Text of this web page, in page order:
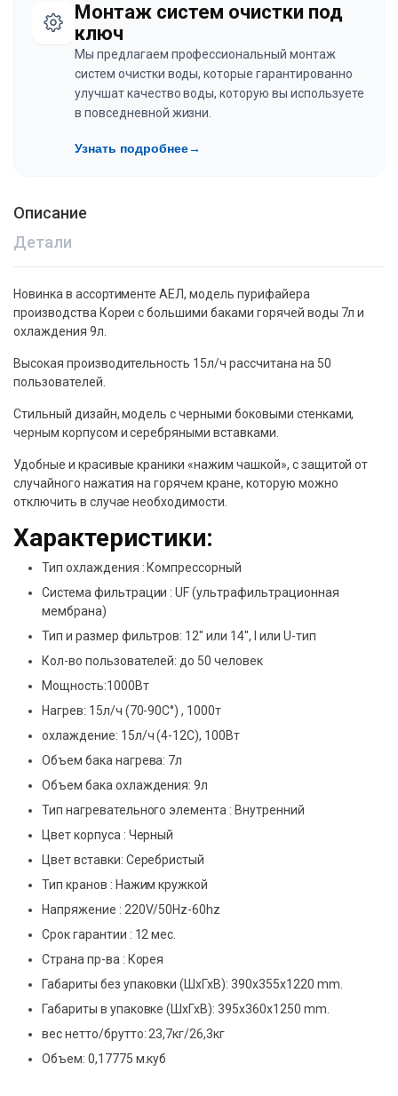
Монтаж систем очистки под
ключ
Мы предлагаем профессиональный монтаж
систем очистки воды, которые гарантированно
улучшат качество воды, которую вы используете
в повседневной жизни.
Узнать подробнее→
Описание
Детали
Новинка в ассортименте АЕЛ, модель пурифайера
производства Кореи с большими баками горячей воды 7л и
охлаждения 9л.
Высокая производительность 15л/ч рассчитана на 50
пользователей.
Стильный дизайн, модель с черными боковыми стенками,
черным корпусом и серебряными вставками.
Удобные и красивые краники «нажим чашкой», с защитой от
случайного нажатия на горячем кране, которую можно
отключить в случае необходимости.
Характеристики:
Тип охлаждения : Компрессорный
Система фильтрации : UF (ультрафильтрационная
мембрана)
Тип и размер фильтров: 12″ или 14″, I или U-тип
Кол-во пользователей: до 50 человек
Мощность:1000Вт
Нагрев: 15л/ч (70-90C°) , 1000т
охлаждение: 15л/ч (4-12С), 100Вт
Объем бака нагрева: 7л
Объем бака охлаждения: 9л
Тип нагревательного элемента : Внутренний
Цвет корпуса : Черный
Цвет вставки: Серебристый
Тип кранов : Нажим кружкой
Напряжение : 220V/50Hz-60hz
Срок гарантии : 12 мес.
Страна пр-ва : Корея
Габариты без упаковки (ШxГхВ): 390x355x1220 mm.
Габариты в упаковке (ШxГхВ): 395x360x1250 mm.
вес нетто/брутто: 23,7кг/26,3кг
Объем: 0,17775 м.куб